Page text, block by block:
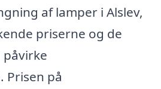
af lamper i Alslev,
priserne og de
Prisen på